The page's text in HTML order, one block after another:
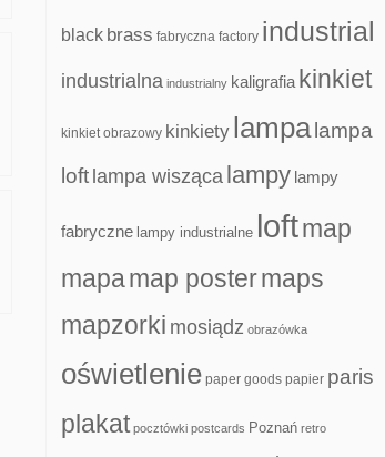
black brass fabryczna factory industrial
industrialna industrialny kaligrafia kinkiet
kinkiet obrazowy kinkiety lampa lampa
loft lampa wisząca lampy lampy
fabryczne lampy industrialne loftmap
mapamap postermaps
mapzorki mosiądz obrazówka
oświetlenie paper goods papier paris
plakat pocztówki postcards Poznań retro